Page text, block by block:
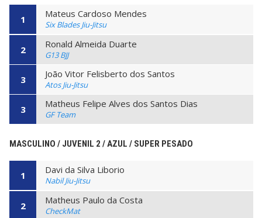
1 Mateus Cardoso Mendes
Six Blades Jiu-Jitsu
2 Ronald Almeida Duarte
G13 BJJ
3 João Vitor Felisberto dos Santos
Atos Jiu-Jitsu
3 Matheus Felipe Alves dos Santos Dias
GF Team
MASCULINO / JUVENIL 2 / AZUL / SUPER PESADO
1 Davi da Silva Liborio
Nabil Jiu-Jitsu
2 Matheus Paulo da Costa
CheckMat